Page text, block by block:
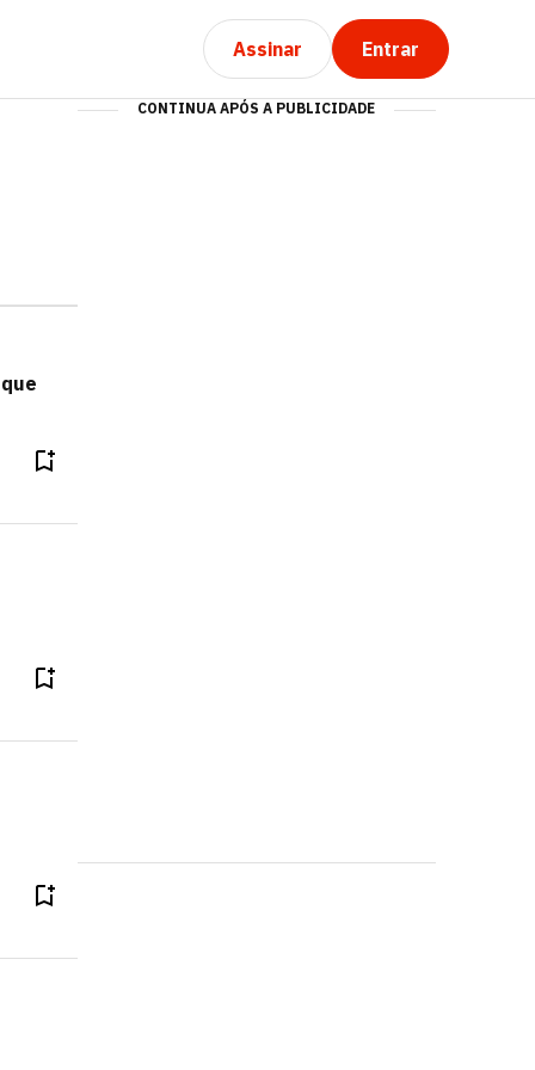
Assinar Entrar
CONTINUA APÓS A PUBLICIDADE